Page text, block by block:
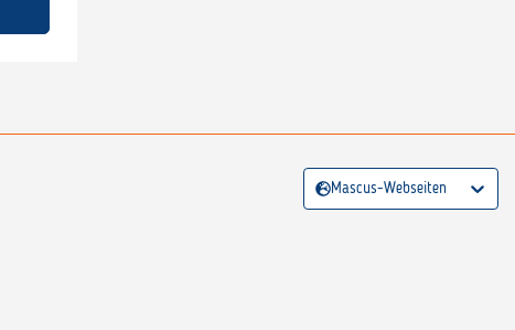
Mascus-Webseiten